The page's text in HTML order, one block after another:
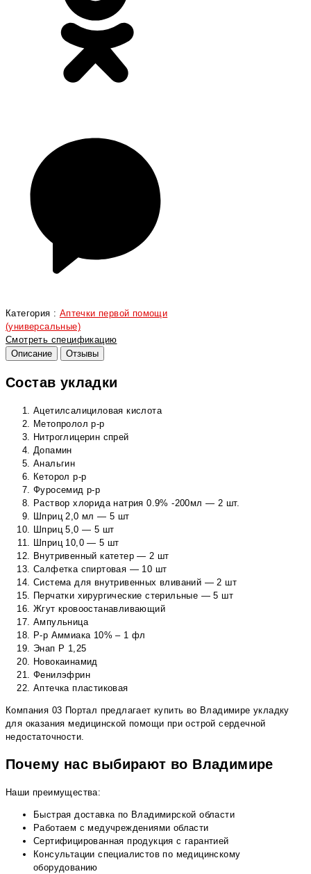
Категория : Аптечки первой помощи
(универсальные)
Смотреть спецификацию
Описание
Отзывы
Состав укладки
Ацетилсалициловая кислота
Метопролол р-р
Нитроглицерин спрей
Допамин
Анальгин
Кеторол р-р
Фуросемид р-р
Раствор хлорида натрия 0.9% -200мл — 2 шт.
Шприц 2,0 мл — 5 шт
Шприц 5,0 — 5 шт
Шприц 10,0 — 5 шт
Внутривенный катетер — 2 шт
Салфетка спиртовая — 10 шт
Система для внутривенных вливаний — 2 шт
Перчатки хирургические стерильные — 5 шт
Жгут кровоостанавливающий
Ампульница
Р-р Аммиака 10% – 1 фл
Энап Р 1,25
Новокаинамид
Фенилэфрин
Аптечка пластиковая
Компания 03 Портал предлагает купить во Владимире укладку
для оказания медицинской помощи при острой сердечной
недостаточности.
Почему нас выбирают во Владимире
Наши преимущества:
Быстрая доставка по Владимирской области
Работаем с медучреждениями области
Сертифицированная продукция с гарантией
Консультации специалистов по медицинскому
оборудованию